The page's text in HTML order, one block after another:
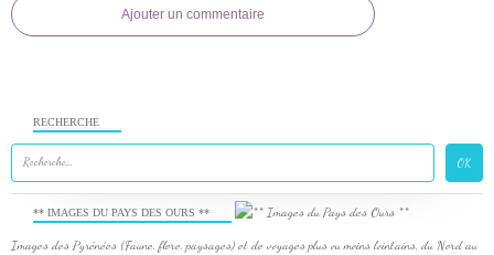
Ajouter un commentaire
RECHERCHE
** IMAGES DU PAYS DES OURS **
Images des Pyrénées (Faune, flore, paysages) et de voyages plus ou moins lointains, du Nord au